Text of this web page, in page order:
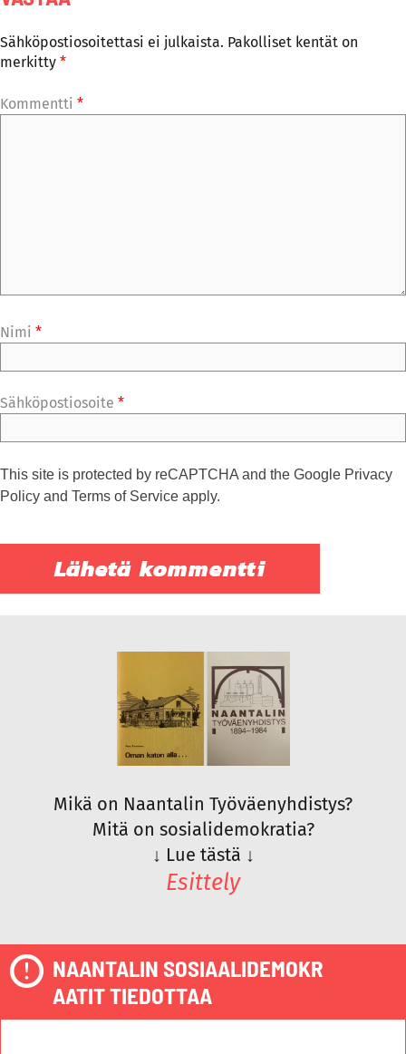
Sähköpostiosoitettasi ei julkaista. Pakolliset kentät on
merkitty *
Kommentti *
Nimi *
Sähköpostiosoite *
This site is protected by reCAPTCHA and the Google Privacy
Policy and Terms of Service apply.
Mikä on Naantalin Työväenyhdistys?
Mitä on sosialidemokratia?
↓ Lue tästä ↓
Esittely
NAANTALIN SOSIAALIDEMOKR
AATIT TIEDOTTAA